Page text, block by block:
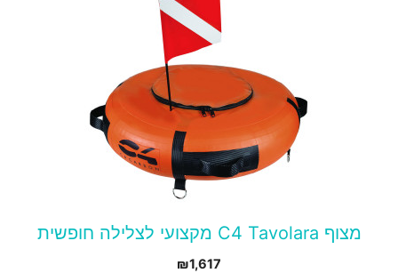
מצוף C4 Tavolara מקצועי לצלילה חופשית
₪1,617